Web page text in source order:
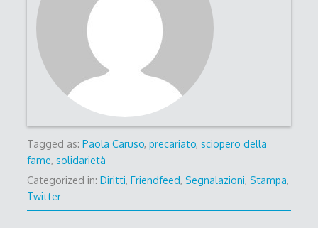
Tagged as: Paola Caruso, precariato, sciopero della
fame, solidarietà
Categorized in: Diritti, Friendfeed, Segnalazioni, Stampa,
Twitter